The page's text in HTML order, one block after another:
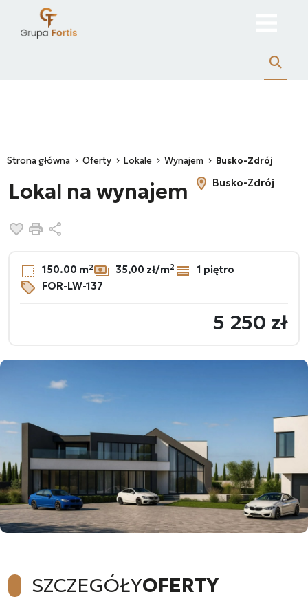
Strona główna Oferty Lokale Wynajem Busko-Zdrój
Lokal na wynajem Busko-Zdrój
Dodaj do ulubionych
Drukuj
150.00 m² 35,00 zł/m2
1 piętro
FOR-LW-137
5 250 zł
SZCZEGÓŁYOFERTY